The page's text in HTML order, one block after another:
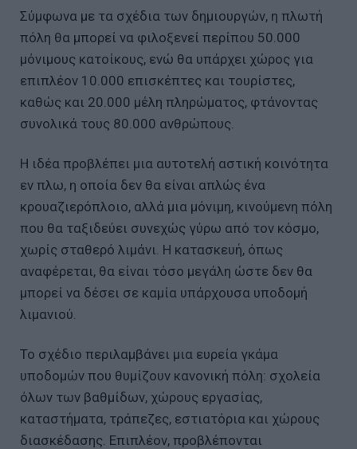
Σύμφωνα με τα σχέδια των δημιουργών, η πλωτή
πόλη θα μπορεί να φιλοξενεί περίπου 50.000
μόνιμους κατοίκους, ενώ θα υπάρχει χώρος για
επιπλέον 10.000 επισκέπτες και τουρίστες,
καθώς και 20.000 μέλη πληρώματος, φτάνοντας
συνολικά τους 80.000 ανθρώπους.
Η ιδέα προβλέπει μια αυτοτελή αστική κοινότητα
εν πλω, η οποία δεν θα είναι απλώς ένα
κρουαζιερόπλοιο, αλλά μια μόνιμη, κινούμενη πόλη
που θα ταξιδεύει συνεχώς γύρω από τον κόσμο,
χωρίς σταθερό λιμάνι. Η κατασκευή, όπως
αναφέρεται, θα είναι τόσο μεγάλη ώστε δεν θα
μπορεί να δέσει σε καμία υπάρχουσα υποδομή
λιμανιού.
Το σχέδιο περιλαμβάνει μια ευρεία γκάμα
υποδομών που θυμίζουν κανονική πόλη: σχολεία
όλων των βαθμίδων, χώρους εργασίας,
καταστήματα, τράπεζες, εστιατόρια και χώρους
διασκέδασης. Επιπλέον, προβλέπονται